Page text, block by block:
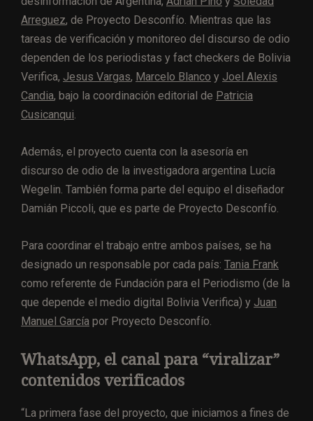
Arreguez, de Proyecto Desconfío. Mientras que las
tareas de verificación y monitoreo del discurso de odio
dependen de los periodistas y fact checkers de Bolivia
Verifica, Jesus Vargas, Marcelo Blanco y Joel Alexis
Candia, bajo la coordinación editorial de Patricia
Cusicanqui.
Además, el proyecto cuenta con la asesoría en
discurso de odio de la investigadora argentina Lucía
Wegelin. También forma parte del equipo el diseñador
Damián Piccoli, que es parte de Proyecto Desconfío.
Para coordinar el trabajo entre ambos países, se ha
designado un responsable por cada país: Tania Frank
como referente de Fundación para el Periodismo (de la
que depende el medio digital Bolivia Verifica) y Juan
Manuel García por Proyecto Desconfío.
WhatsApp, el canal para “viralizar”
contenidos verificados
“La primera fase del proyecto, que iniciamos a fines de